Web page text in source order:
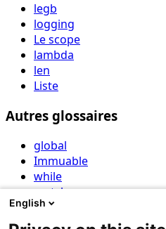
legb
logging
Le scope
lambda
len
Liste
Autres glossaires
global
Immuable
while
match case
isinstance
English